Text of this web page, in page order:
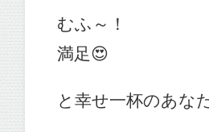
むふ～！
満足😍
と幸せ一杯のあな